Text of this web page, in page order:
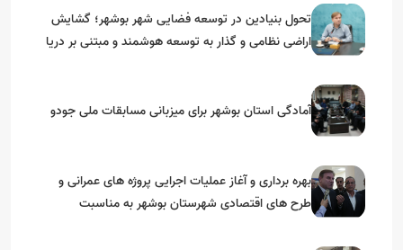
تحول بنیادین در توسعه فضایی شهر بوشهر؛ گشایش
اراضی نظامی و گذار به توسعه هوشمند و مبتنی بر دریا
آمادگی استان بوشهر برای میزبانی مسابقات ملی جودو
بهره برداری و آغاز عملیات اجرایی پروژه های عمرانی و
طرح های اقتصادی شهرستان بوشهر به مناسبت